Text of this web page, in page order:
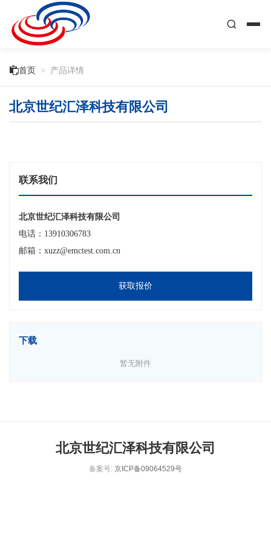
首页 > 产品详情
北京世纪汇泽科技有限公司
联系我们
北京世纪汇泽科技有限公司
电话：13910306783
邮箱：xuzz@emctest.com.cn
获取报价
下载
暂无附件
北京世纪汇泽科技有限公司
备案号: 京ICP备09064529号